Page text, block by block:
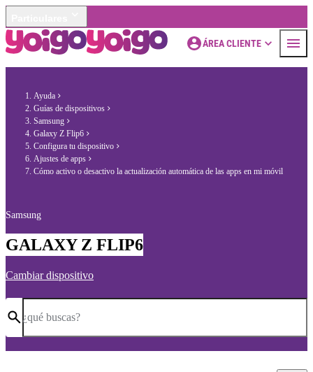
ÁREA CLIENTE
Ayuda
Guías de dispositivos
Samsung
Galaxy Z Flip6
Configura tu dispositivo
Ajustes de apps
Cómo activo o desactivo la actualización automática de las apps en mi móvil
Samsung
GALAXY Z FLIP6
Cambiar dispositivo
¿qué buscas?